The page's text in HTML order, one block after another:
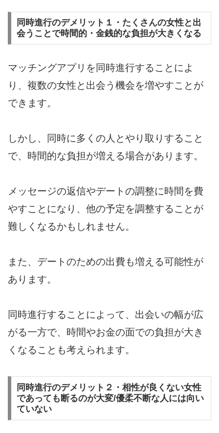
同時進行のデメリット１・たくさんの女性と出
会うことで時間的・金銭的な負担が大きくなる
マッチングアプリを同時進行することによ
り、複数の女性と出会う機会を増やすことが
できます。
しかし、同時に多くの人とやり取りすること
で、時間的な負担が増える場合があります。
メッセージの返信やデートの調整に時間を費
やすことになり、他の予定を調整することが
難しくなるかもしれません。
また、デートのための出費も増える可能性が
あります。
同時進行することによって、出会いの幅が広
がる一方で、時間やお金の面での負担が大き
くなることも考えられます。
同時進行のデメリット２・相性が良くない女性
であっても断るのが大変/優柔不断な人には向い
ていない